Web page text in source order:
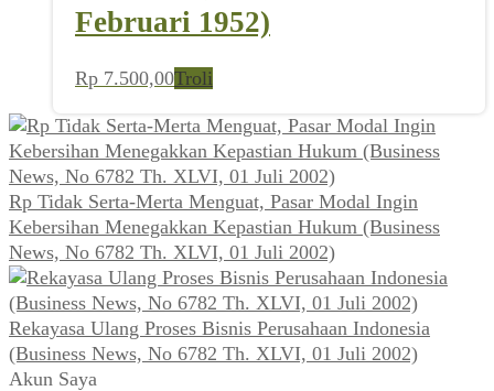
Februari 1952)
Rp 7.500,00Troli
Rp Tidak Serta-Merta Menguat, Pasar Modal Ingin
Kebersihan Menegakkan Kepastian Hukum (Business
News, No 6782 Th. XLVI, 01 Juli 2002)
Rekayasa Ulang Proses Bisnis Perusahaan Indonesia
(Business News, No 6782 Th. XLVI, 01 Juli 2002)
Akun Saya